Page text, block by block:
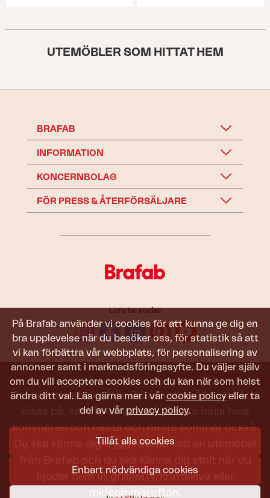
På Brafab använder vi cookies för att kunna ge dig en
bra upplevelse när du besöker oss, för statistik så att
vi kan förbättra vår webbplats, för personalisering av
annonser samt i marknadsföringssyfte. Du väljer själv
om du vill acceptera cookies och du kan när som helst
ändra ditt val. Läs gärna mer i vår cookie policy eller ta
del av vår privacy policy.
Tillåt alla cookies
Enbart nödvändiga cookies
UTEMÖBLER SOM HITTAT HEM
BRAFAB
INFORMATION
KONCERNBOLAG
FÖR PRESS & ÅTERFÖRSÄLJARE
Let's be social!
Trädgårdsmöbler från Brafab ska hålla att både
slitas på, sitta i och titta på. De ska hålla hela
sommaren och nästa och nästa sommar också.
Du ska känna dig trygg i att du valt en utemöbel
bjuder hem till grillparty, kräftskiva eller